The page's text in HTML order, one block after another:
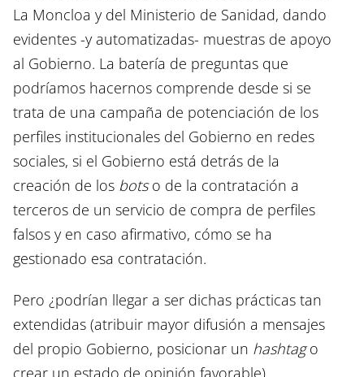
La Moncloa y del Ministerio de Sanidad, dando
evidentes -y automatizadas- muestras de apoyo
al Gobierno. La batería de preguntas que
podríamos hacernos comprende desde si se
trata de una campaña de potenciación de los
perfiles institucionales del Gobierno en redes
sociales, si el Gobierno está detrás de la
creación de los botso de la contratación a
terceros de un servicio de compra de perfiles
falsos y en caso afirmativo, cómo se ha
gestionado esa contratación.
Pero ¿podrían llegar a ser dichas prácticas tan
extendidas (atribuir mayor difusión a mensajes
del propio Gobierno, posicionar un hashtago
crear un estado de opinión favorable)